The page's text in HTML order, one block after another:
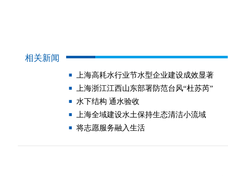
相关新闻
上海高耗水行业节水型企业建设成效显著
上海浙江江西山东部署防范台风“杜苏芮”
水下结构 通水验收
上海全域建设水土保持生态清洁小流域
将志愿服务融入生活